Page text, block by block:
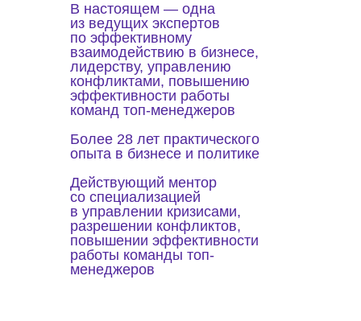
В настоящем — одна
из ведущих экспертов
по эффективному
взаимодействию в бизнесе,
лидерству, управлению
конфликтами, повышению
эффективности работы
команд топ-менеджеров
Более 28 лет практического
опыта в бизнесе и политике
Действующий ментор
со специализацией
в управлении кризисами,
разрешении конфликтов,
повышении эффективности
работы команды топ-
менеджеров